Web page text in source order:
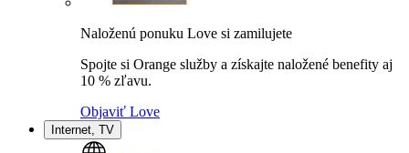
Naloženú ponuku Love si zamilujete
Spojte si Orange služby a získajte naložené benefity aj
10 % zľavu.
Objaviť Love
Internet, TV